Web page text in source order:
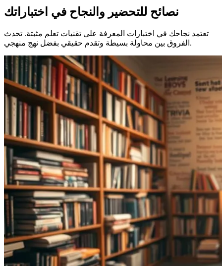
نصائح للتحضير والنجاح في اختباراتك
تعتمد نجاحك في اختبارات المعرفة على تقنيات تعلم مثبتة. تحدث
الفروق بين محاولة بسيطة وتقدم حقيقي بفضل نهج منهجي.